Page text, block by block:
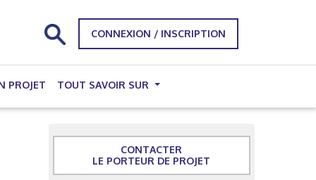
CONNEXION / INSCRIPTION
PROJET TOUT SAVOIR SUR
CONTACTER
LE PORTEUR DE PROJET